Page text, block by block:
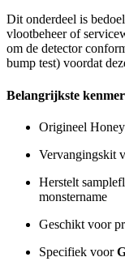
Dit onderdeel is
vlootbeheer of
om de detector
bump test) voordat
Belangrijkste
Origineel
Vervangingskit
Herstelt
monstername
Geschikt voor
Specifiek voor